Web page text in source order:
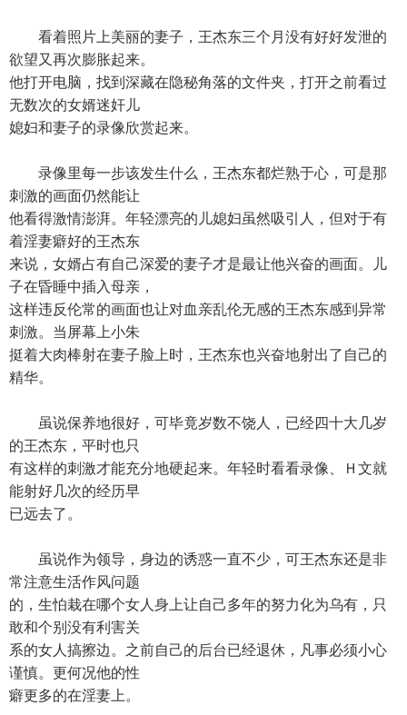
看着照片上美丽的妻子，王杰东三个月没有好好发泄的
欲望又再次膨胀起来。
他打开电脑，找到深藏在隐秘角落的文件夹，打开之前看过
无数次的女婿迷奸儿
媳妇和妻子的录像欣赏起来。
录像里每一步该发生什么，王杰东都烂熟于心，可是那
刺激的画面仍然能让
他看得激情澎湃。年轻漂亮的儿媳妇虽然吸引人，但对于有
着淫妻癖好的王杰东
来说，女婿占有自己深爱的妻子才是最让他兴奋的画面。儿
子在昏睡中插入母亲，
这样违反伦常的画面也让对血亲乱伦无感的王杰东感到异常
刺激。当屏幕上小朱
挺着大肉棒射在妻子脸上时，王杰东也兴奋地射出了自己的
精华。
虽说保养地很好，可毕竟岁数不饶人，已经四十大几岁
的王杰东，平时也只
有这样的刺激才能充分地硬起来。年轻时看看录像、Ｈ文就
能射好几次的经历早
已远去了。
虽说作为领导，身边的诱惑一直不少，可王杰东还是非
常注意生活作风问题
的，生怕栽在哪个女人身上让自己多年的努力化为乌有，只
敢和个别没有利害关
系的女人搞擦边。之前自己的后台已经退休，凡事必须小心
谨慎。更何况他的性
癖更多的在淫妻上。